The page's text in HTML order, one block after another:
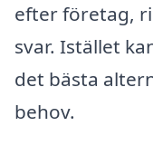
efter företag,
svar. Istället
det bästa
behov.